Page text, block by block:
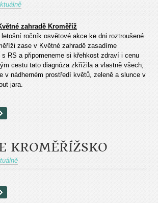
zahradě Kroměříž
ročník osvětové akce ke dni roztroušené
zase v Květné zahradě zasadíme
RS a připomeneme si křehkost zdraví i cenu
cestu tato diagnóza zkřížila a vlastně všech,
v nádherném prostředí květů, zeleně a slunce v
jara.
KROMĚŘÍŽSKO